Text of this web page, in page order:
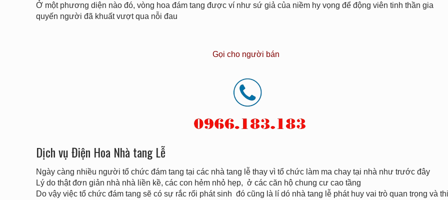
Ở một phương diện nào đó, vòng hoa đám tang được ví như sứ giả của niềm hy vọng để động viên tinh thần gia
quyến người đã khuất vượt qua nỗi đau
Gọi cho người bán
Dịch vụ Điện Hoa Nhà tang Lễ
Ngày càng nhiều người tổ chức đám tang tại các nhà tang lễ thay vì tổ chức làm ma chay tại nhà như trước đây
Lý do thật đơn giản nhà nhà liền kề, các con hẻm nhỏ hẹp, ở các căn hộ chung cư cao tầng
Do vậy việc tổ chức đám tang sẽ có sự rắc rối phát sinh đó cũng là lí dó nhà tang lễ phát huy vai trò quan trọng và